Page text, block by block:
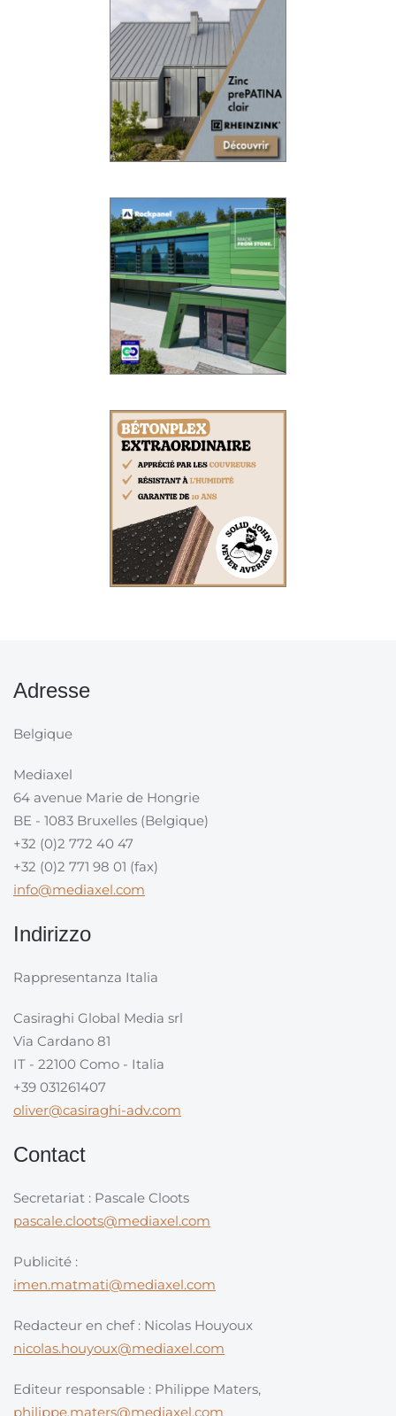
Adresse
Belgique
Mediaxel
64 avenue Marie de Hongrie
BE - 1083 Bruxelles (Belgique)
+32 (0)2 772 40 47
+32 (0)2 771 98 01 (fax)
info@mediaxel.com
Indirizzo
Rappresentanza Italia
Casiraghi Global Media srl
Via Cardano 81
IT - 22100 Como - Italia
+39 031261407
oliver@casiraghi-adv.com
Contact
Secretariat : Pascale Cloots
pascale.cloots@mediaxel.com
Publicité :
imen.matmati@mediaxel.com
Redacteur en chef : Nicolas Houyoux
nicolas.houyoux@mediaxel.com
Editeur responsable : Philippe Maters,
philippe.maters@mediaxel.com